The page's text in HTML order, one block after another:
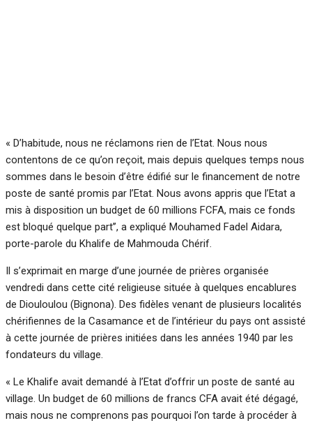
« D’habitude, nous ne réclamons rien de l’Etat. Nous nous
contentons de ce qu’on reçoit, mais depuis quelques temps nous
sommes dans le besoin d’être édifié sur le financement de notre
poste de santé promis par l’Etat. Nous avons appris que l’Etat a
mis à disposition un budget de 60 millions FCFA, mais ce fonds
est bloqué quelque part’’, a expliqué Mouhamed Fadel Aidara,
porte-parole du Khalife de Mahmouda Chérif.
Il s’exprimait en marge d’une journée de prières organisée
vendredi dans cette cité religieuse située à quelques encablures
de Diouloulou (Bignona). Des fidèles venant de plusieurs localités
chérifiennes de la Casamance et de l’intérieur du pays ont assisté
à cette journée de prières initiées dans les années 1940 par les
fondateurs du village.
« Le Khalife avait demandé à l’Etat d’offrir un poste de santé au
village. Un budget de 60 millions de francs CFA avait été dégagé,
mais nous ne comprenons pas pourquoi l’on tarde à procéder à